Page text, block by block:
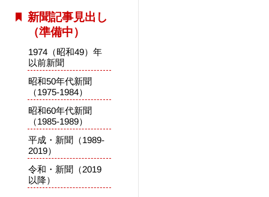
新聞記事見出し
（準備中）
1974（昭和49）年
以前新聞
昭和50年代新聞
（1975-1984）
昭和60年代新聞
（1985-1989）
平成・新聞（1989-
2019）
令和・新聞（2019
以降）